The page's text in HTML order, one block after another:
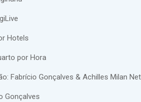
Hotels
por Hora
Fabrício Gonçalves & Achilles Milan
Gonçalves